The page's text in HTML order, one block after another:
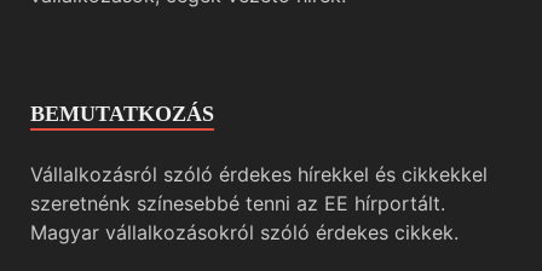
BEMUTATKOZÁS
Vállalkozásról szóló érdekes hírekkel és cikkekkel
szeretnénk színesebbé tenni az EE hírportált.
Magyar vállalkozásokról szóló érdekes cikkek.